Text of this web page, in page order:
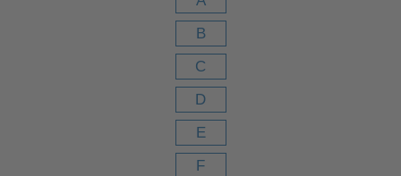
B
C
D
E
F